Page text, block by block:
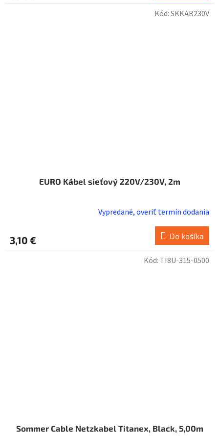
EURO Kábel sieťový 220V/230V, 2m
Vypredané, overiť termín dodania
3,10 € Do košíka
Kód:SKKAB230V
Sommer Cable Netzkabel Titanex, Black, 5,00m
Kód: TI8U-315-0500